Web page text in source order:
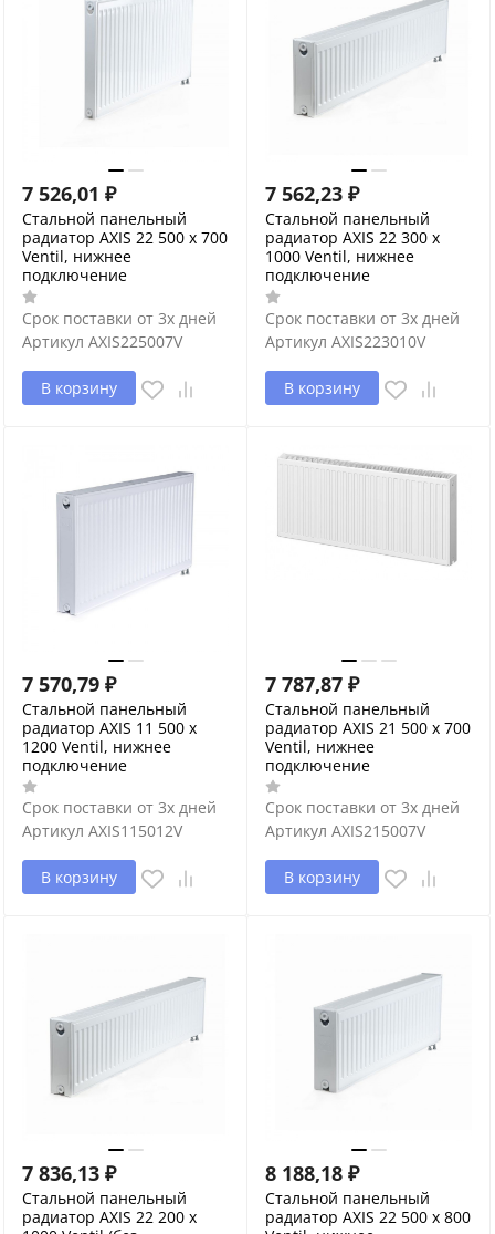
7 526,01 ₽
Стальной панельный
радиатор AXIS 22 500 x 700
Ventil, нижнее
подключение
Срок поставки от 3х дней
Артикул AXIS225007V
В корзину
7 562,23 ₽
Стальной панельный
радиатор AXIS 22 300 x
1000 Ventil, нижнее
подключение
Срок поставки от 3х дней
Артикул AXIS223010V
В корзину
7 570,79 ₽
Стальной панельный
радиатор AXIS 11 500 x
1200 Ventil, нижнее
подключение
Срок поставки от 3х дней
Артикул AXIS115012V
В корзину
7 787,87 ₽
Стальной панельный
радиатор AXIS 21 500 x 700
Ventil, нижнее
подключение
Срок поставки от 3х дней
Артикул AXIS215007V
В корзину
7 836,13 ₽
Стальной панельный
радиатор AXIS 22 200 x
8 188,18 ₽
Стальной панельный
радиатор AXIS 22 500 x 800